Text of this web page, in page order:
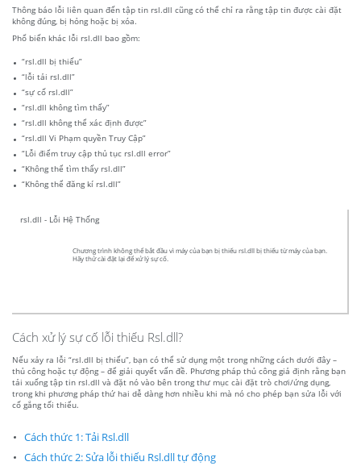
Thông báo lỗi liên quan đến tập tin rsl.dll cũng có thể chỉ ra rằng tập tin được cài đặt
không đúng, bị hỏng hoặc bị xóa.
Phổ biến khác lỗi rsl.dll bao gồm:
“rsl.dll bị thiếu”
“lỗi tải rsl.dll”
“sự cố rsl.dll”
“rsl.dll không tìm thấy”
“rsl.dll không thể xác định được”
“rsl.dll Vi Phạm quyền Truy Cập”
“Lỗi điểm truy cập thủ tục rsl.dll error”
“Không thể tìm thấy rsl.dll”
“Không thể đăng kí rsl.dll”
rsl.dll - Lỗi Hệ Thống
Chương trình không thể bắt đầu vì máy của bạn bị thiếu rsl.dll bị thiếu từ máy của bạn.
Hãy thử cài đặt lại để xử lý sự cố.
Cách xử lý sự cố lỗi thiếu Rsl.dll?
Nếu xảy ra lỗi “rsl.dll bị thiếu”, bạn có thể sử dụng một trong những cách dưới đây –
thủ công hoặc tự động – để giải quyết vấn đề. Phương pháp thủ công giả định rằng bạn
tải xuống tập tin rsl.dll và đặt nó vào bên trong thư mục cài đặt trò chơi/ứng dụng,
trong khi phương pháp thứ hai dễ dàng hơn nhiều khi mà nó cho phép bạn sửa lỗi với
cố gắng tối thiểu.
Cách thức 1: Tải Rsl.dll
Cách thức 2: Sửa lỗi thiếu Rsl.dll tự động